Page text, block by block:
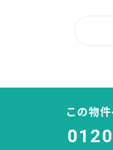
南輝
福南
この物